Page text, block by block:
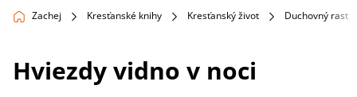
Zachej Kresťanské knihy Kresťanský život Duchovný rast
Hviezdy vidno v noci